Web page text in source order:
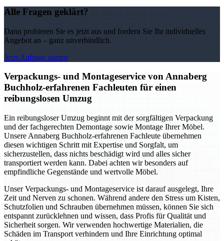
Alle Fragen geklärt?
Dann probieren Sie es jetzt aus und fordern Sie Ihr individuelles
Angebot an – ganz unverbindlich.
Jetzt Anfrage starten
Verpackungs- und Montageservice von Annaberg
Buchholz-erfahrenen Fachleuten für einen
reibungslosen Umzug
Ein reibungsloser Umzug beginnt mit der sorgfältigen Verpackung
und der fachgerechten Demontage sowie Montage Ihrer Möbel.
Unsere Annaberg Buchholz-erfahrenen Fachleute übernehmen
diesen wichtigen Schritt mit Expertise und Sorgfalt, um
sicherzustellen, dass nichts beschädigt wird und alles sicher
transportiert werden kann. Dabei achten wir besonders auf
empfindliche Gegenstände und wertvolle Möbel.
Unser Verpackungs- und Montageservice ist darauf ausgelegt, Ihre
Zeit und Nerven zu schonen. Während andere den Stress um Kisten,
Schutzfolien und Schrauben übernehmen müssen, können Sie sich
entspannt zurücklehnen und wissen, dass Profis für Qualität und
Sicherheit sorgen. Wir verwenden hochwertige Materialien, die
Schäden im Transport verhindern und Ihre Einrichtung optimal